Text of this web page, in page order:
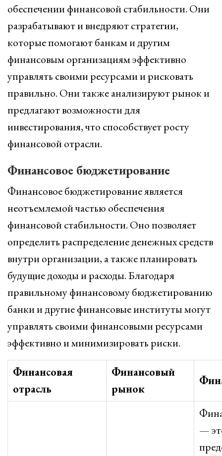
обеспечении финансовой стабильности. Они
разрабатывают и внедряют стратегии,
которые помогают банкам и другим
финансовым организациям эффективно
управлять своими ресурсами и рисковать
правильно. Они также анализируют рынок и
предлагают возможности для
инвестирования, что способствует росту
финансовой отрасли.
Финансовое бюджетирование
Финансовое бюджетирование является
неотъемлемой частью обеспечения
финансовой стабильности. Оно позволяет
определить распределение денежных средств
внутри организации, а также планировать
будущие доходы и расходы. Благодаря
правильному финансовому бюджетированию
банки и другие финансовые институты могут
управлять своими финансовыми ресурсами
эффективно и минимизировать риски.
Финансовая
отрасль
Финансовый
рынок
—